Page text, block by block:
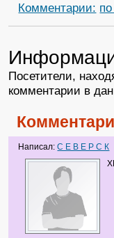
Комментарии:
Посетители,
комментарии в
Написал:С Е В Е Р С К